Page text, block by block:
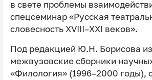
в свете проблемы
спецсеминар «Русская
словесность XVIII–XXI веков».
Под редакцией Ю.Н. Борисова
межвузовские сборники
«Филология» (1996–2000 годы),